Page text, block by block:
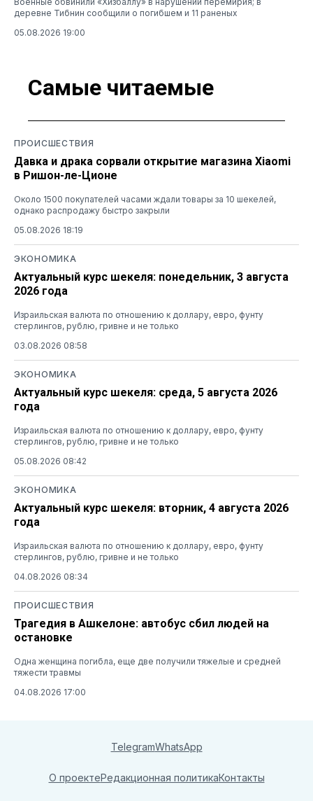
деревне Тибнин сообщили о погибшем и 11 раненых
05.08.2026 19:00
Самые читаемые
ПРОИСШЕСТВИЯ
Давка и драка сорвали открытие магазина Xiaomi
в Ришон-ле-Ционе
Около 1500 покупателей часами ждали товары за 10 шекелей,
однако распродажу быстро закрыли
05.08.2026 18:19
ЭКОНОМИКА
Актуальный курс шекеля: понедельник, 3 августа
2026 года
Израильская валюта по отношению к доллару, евро, фунту
стерлингов, рублю, гривне и не только
03.08.2026 08:58
ЭКОНОМИКА
Актуальный курс шекеля: среда, 5 августа 2026
года
Израильская валюта по отношению к доллару, евро, фунту
стерлингов, рублю, гривне и не только
05.08.2026 08:42
ЭКОНОМИКА
Актуальный курс шекеля: вторник, 4 августа 2026
года
Израильская валюта по отношению к доллару, евро, фунту
стерлингов, рублю, гривне и не только
04.08.2026 08:34
ПРОИСШЕСТВИЯ
Трагедия в Ашкелоне: автобус сбил людей на
остановке
Одна женщина погибла, еще две получили тяжелые и средней
тяжести травмы
04.08.2026 17:00
TelegramWhatsApp
О проектеРедакционная политикаКонтакты